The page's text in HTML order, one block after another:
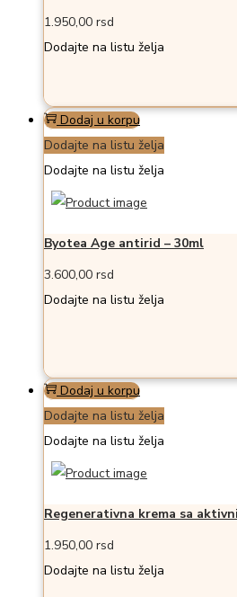
1.950,00 rsd
Dodajte na listu želja
Dodaj u korpu
Dodajte na listu želja
Dodajte na listu želja
Byotea Age antirid – 30ml
3.600,00 rsd
Dodajte na listu želja
Dodaj u korpu
Dodajte na listu želja
Dodajte na listu želja
Regenerativna krema sa
1.950,00 rsd
Dodajte na listu želja